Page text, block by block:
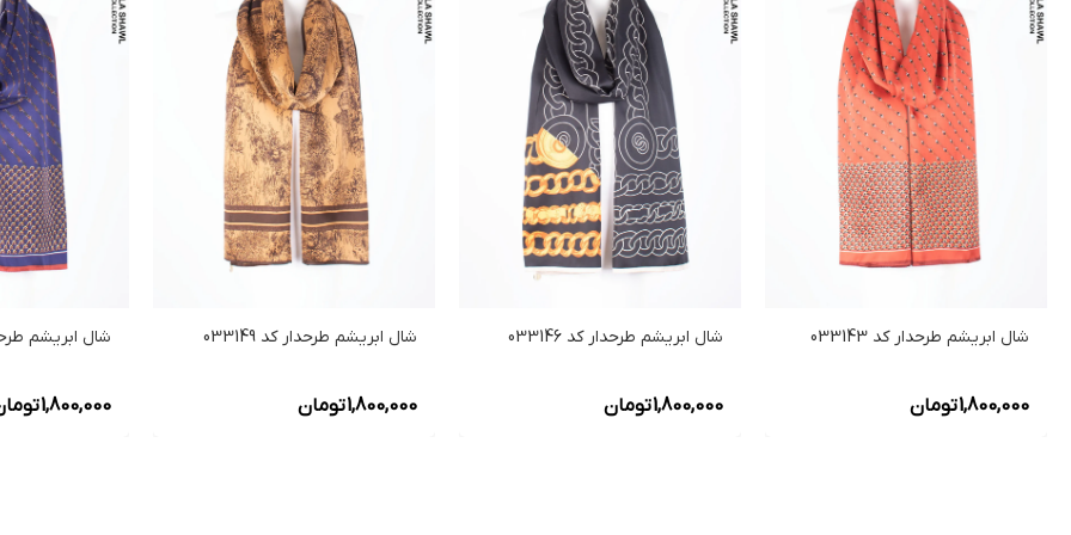
شال ابریشم طرحدار کد 033143
1,800,000تومان
شال ابریشم طرحدار کد 033146
1,800,000تومان
شال ابریشم طرحدار کد 033149
1,800,000تومان
شال ابریشم طرحدار
1,800,000